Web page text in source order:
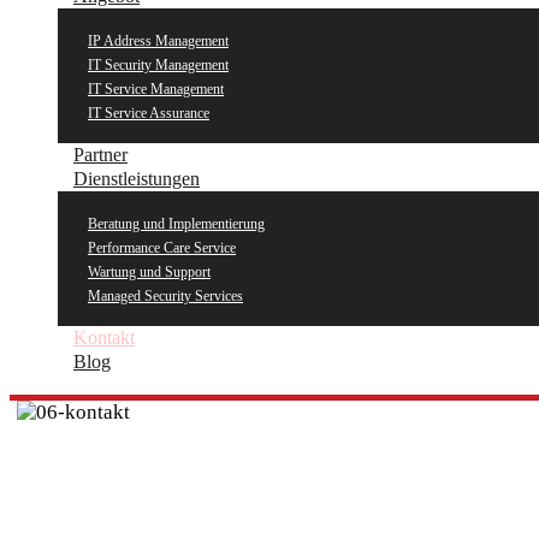
IP Address Management
IT Security Management
IT Service Management
IT Service Assurance
Partner
Dienstleistungen
Beratung und Implementierung
Performance Care Service
Wartung und Support
Managed Security Services
Kontakt
Blog